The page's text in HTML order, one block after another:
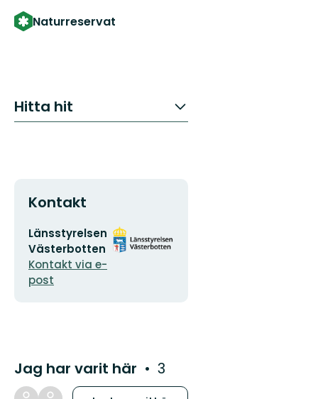
Naturreservat
Hitta hit
Kontakt
E-
postadress
Länsstyrelsen
Västerbotten
Kontakt via e-
post
Organisationens
logotyp
Jag har varit här 3